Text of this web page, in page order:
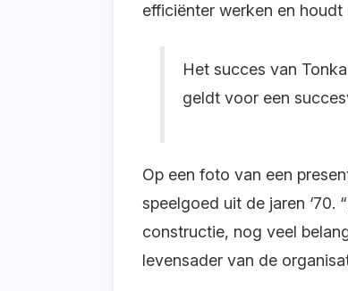
efficiënter werken en houdt
Het succes van
geldt voor een
Op een foto van een
speelgoed uit de jaren ‘70.
constructie, nog veel
levensader van de